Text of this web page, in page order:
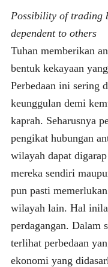
Possibility of trading
dependent to others
Tuhan memberikan
bentuk kekayaan
Perbedaan ini sering
keunggulan demi
kaprah. Seharusnya
pengikat hubungan
wilayah dapat
mereka sendiri
pun pasti
wilayah lain. Hal
perdagangan. Dalam
terlihat perbedaan
ekonomi yang